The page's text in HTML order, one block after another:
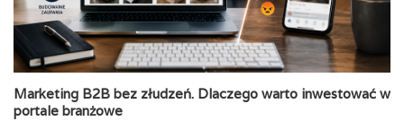
Marketing B2B bez złudzeń. Dlaczego warto inwestować w
portale branżowe